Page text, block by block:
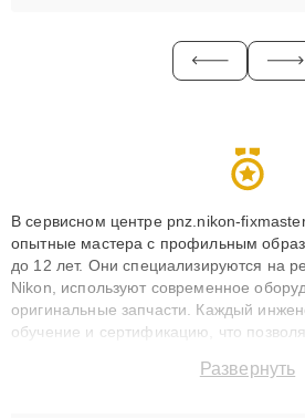
В сервисном центре pnz.nikon-
опытные мастера с профильным
до 12 лет. Они специализируются на
Nikon, используют современное
оригинальные запчасти. Каждый
обучение и сертификацию, что
сохранением гарантии до 3 лет. Наши
Развернуть